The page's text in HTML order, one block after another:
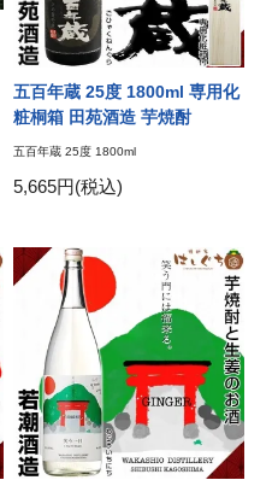
五百年蔵 25度 1800ml 専用化
粧桐箱 田苑酒造 芋焼酎
五百年蔵 25度 1800ml
5,665円(税込)